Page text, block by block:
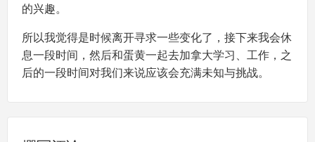
的兴趣。
所以我觉得是时候离开寻求一些变化了，接下来我会休
息一段时间，然后和蛋黄一起去加拿大学习、工作，之
后的一段时间对我们来说应该会充满未知与挑战。